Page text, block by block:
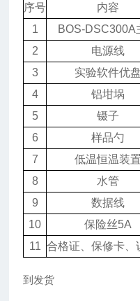
序号 内容
1
BOS-DSC300A
2
电源线
3
实验软件优盘
4
铝坩埚
5
镊子
6
样品勺
7
低温恒温装置
8
水管
9
数据线
10
保险丝5A
11 合格证、保修卡、
到发货